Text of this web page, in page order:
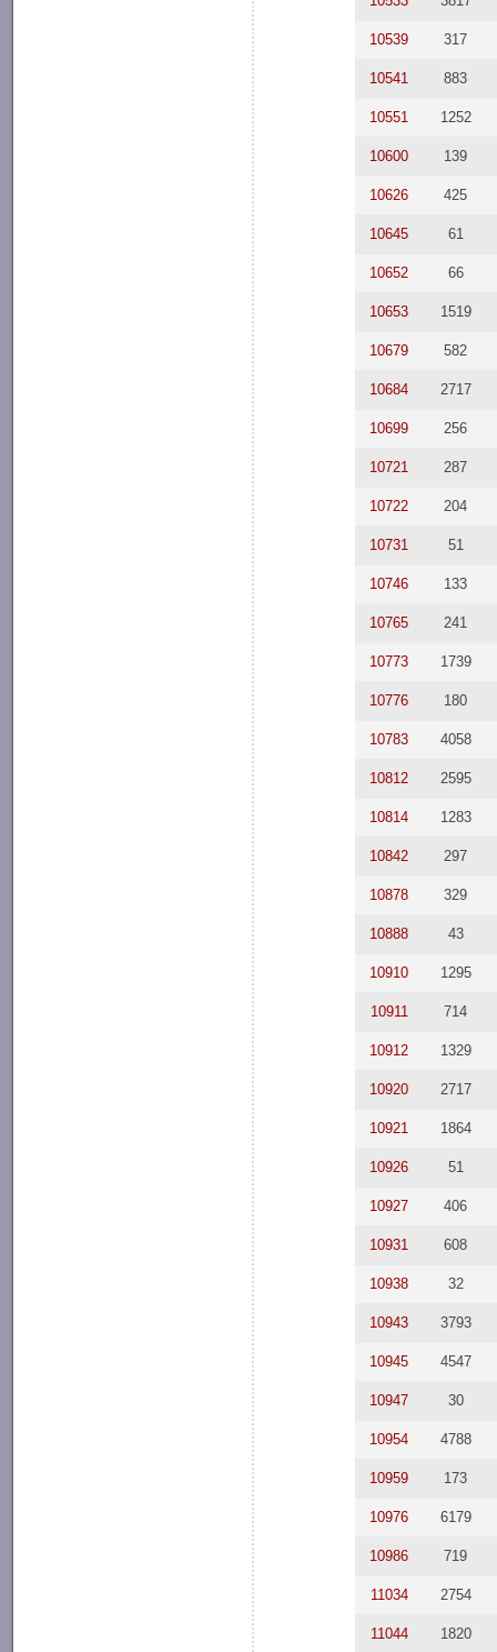
10539 317
10541 883
10551 1252
10600 139
10626 425
10645 61
10652 66
10653 1519
10679 582
10684 2717
10699 256
10721 287
10722 204
10731 51
10746 133
10765 241
10773 1739
10776 180
10783 4058
10812 2595
10814 1283
10842 297
10878 329
10888 43
10910 1295
10911 714
10912 1329
10920 2717
10921 1864
10926 51
10927 406
10931 608
10938 32
10943 3793
10945 4547
10947 30
10954 4788
10959 173
10976 6179
10986 719
11034 2754
11044 1820